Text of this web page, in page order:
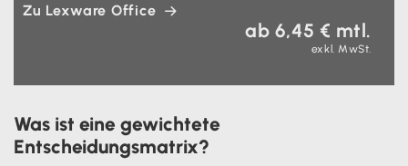
Zu Lexware Office
ab 6,45 € mtl.
exkl. MwSt.
Was ist eine gewichtete
Entscheidungsmatrix?